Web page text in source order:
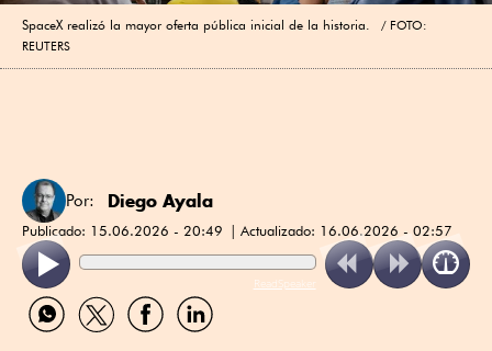
SpaceX realizó la mayor oferta pública inicial de la historia.
FOTO:
REUTERS
Por: Diego Ayala
Publicado: 15.06.2026 - 20:49 Actualizado: 16.06.2026 - 02:57
ReadSpeaker
Compartir
por
Compartir
por
Compartir
por
Compartir
por